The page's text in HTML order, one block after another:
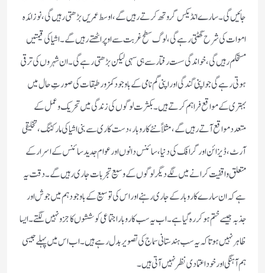
جائیں گی۔سارے انڈیکس گروتھ کرتے رہیں گے،اوسط عمریں بڑھتی رہیں گی،نوزائدہ
اموات کی شرح گھٹتی رہے گی ،لوگ سطح غربت سے اوپر اٹھتے رہیں گے۔اشیا کی قیمتیں
مستحکم رہیں گی،خواندگی سست رفتارسے ہی سہی لیکن بڑھتی رہے گی ۔ان شہروں کی ترقی
ہوتی رہے گی جو اپنی گندگی اور اپنی گم نامی کے باوجود کمزور طبقات کی صورتِ حال میں
بہتری کے مواقع فراہم کرتے ہیں۔بکثرت لوگوں کی زندگی میں تحریک و عمل کے
متعدد مواقع آتے رہیں گے،مثلاً نئے کاروبار،دست کاری سے بنی اشیا کی مارکٹنگ،تخلیقی
آرٹ،ڈیزائن اور گرافک کی دنیا،سائنس دانوں اور عوام جدید سائنس کے اسرار کے
متعلق واقفیت کرانے میں لگے دیگر لوگوں کے وسیع تجربات جاری رہیں گے۔دقت یہ
ہے کہ ان سارے کاروبارکے جاری رہنے اور اس کی توسیع کے باوجود ہم میں جوش اور
جذبہ جیسے ختم ہوکررہ گیا ہے۔اب یہ سب کاروبار اجتماعی کوششوں کا جزو نہیں لگتے۔ایسا
ظاہر نہیں ہوتاکہ یہ سب ہندستانی سماج کی تصویر بدل رہے ہیں۔اب اس میں پہلے جیسی
ہم آہنگی اور خوداعتمادی نظر نہیں آتی ہیں۔